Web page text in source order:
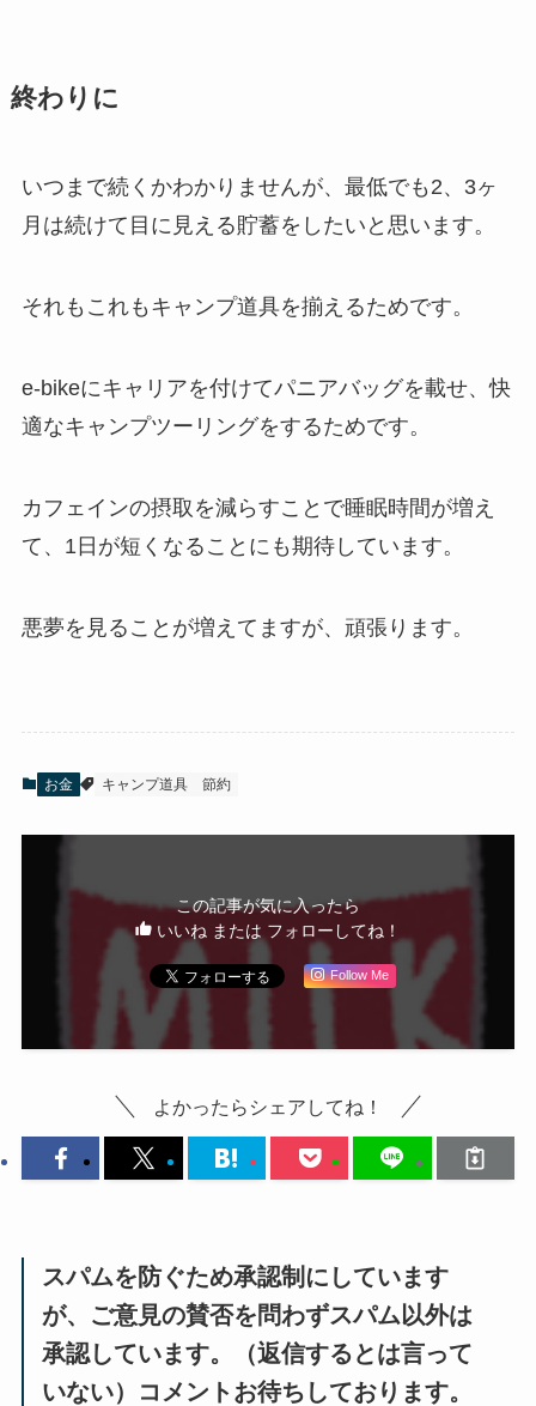
終わりに
いつまで続くかわかりませんが、最低でも2、3ヶ
月は続けて目に見える貯蓄をしたいと思います。
それもこれもキャンプ道具を揃えるためです。
e-bikeにキャリアを付けてパニアバッグを載せ、快
適なキャンプツーリングをするためです。
カフェインの摂取を減らすことで睡眠時間が増え
て、1日が短くなることにも期待しています。
悪夢を見ることが増えてますが、頑張ります。
お金 キャンプ道具 節約
この記事が気に入ったら
いいね または フォローしてね！
Follow Me
よかったらシェアしてね！
スパムを防ぐため承認制にしています
が、ご意見の賛否を問わずスパム以外は
承認しています。（返信するとは言って
いない）コメントお待ちしております。